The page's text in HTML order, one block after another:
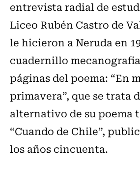
entrevista radial de
Liceo Rubén Castro de
le hicieron a Neruda en
cuadernillo
páginas del poema: “En
primavera”, que se trata
alternativo de su poema
“Cuando de Chile”,
los años cincuenta.